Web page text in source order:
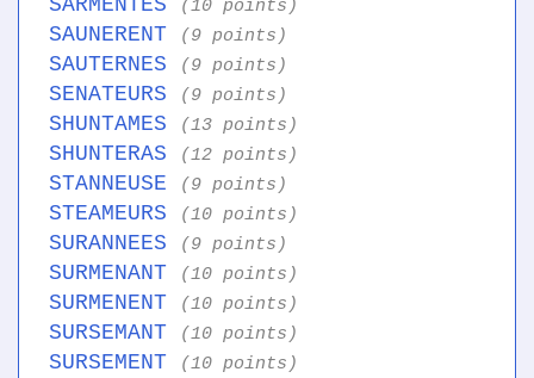
SARMENTES (10 points)
SAUNERENT (9 points)
SAUTERNES (9 points)
SENATEURS (9 points)
SHUNTAMES (13 points)
SHUNTERAS (12 points)
STANNEUSE (9 points)
STEAMEURS (10 points)
SURANNEES (9 points)
SURMENANT (10 points)
SURMENENT (10 points)
SURSEMANT (10 points)
SURSEMENT (10 points)